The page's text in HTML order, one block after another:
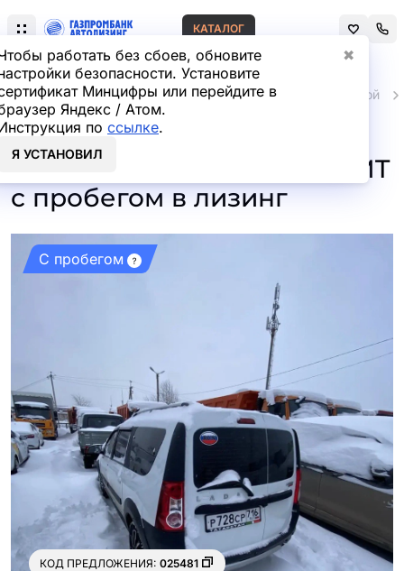
работать без сбоев, обновите
безопасности. Установите
Минцифры или перейдите в
Яндекс / Атом.
по ссылке.
Я УСТАНОВИЛ
✖
КАТАЛОГ
Главная Автомобили и техника с пробегом Легковой
LADA LARGUS Cross Luxe
Prestige 7 мест 1.6 106hp 5MT
с пробегом в лизинг
С пробегом
КОД ПРЕДЛОЖЕНИЯ: 025481